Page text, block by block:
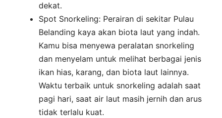
dekat.
Spot Snorkeling: Perairan di sekitar Pulau
Belanding kaya akan biota laut yang indah.
Kamu bisa menyewa peralatan snorkeling
dan menyelam untuk melihat berbagai jenis
ikan hias, karang, dan biota laut lainnya.
Waktu terbaik untuk snorkeling adalah saat
pagi hari, saat air laut masih jernih dan arus
tidak terlalu kuat.